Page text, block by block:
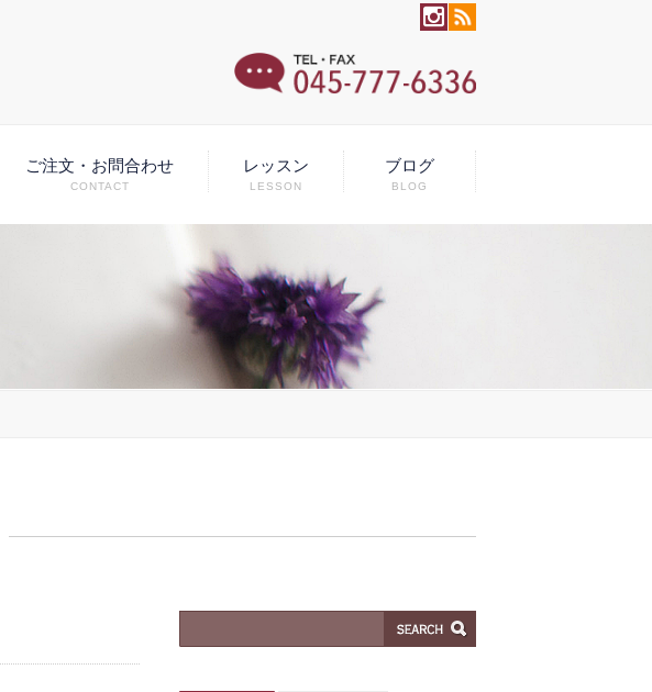
ご注文・お問合わせ
CONTACT
レッスン
LESSON
ブログ
BLOG